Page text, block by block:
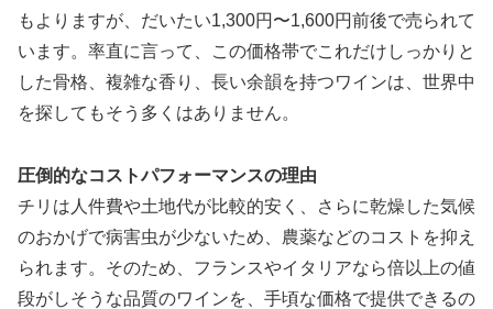
もよりますが、だいたい1,300円〜1,600円前後で売られて
います。率直に言って、この価格帯でこれだけしっかりと
した骨格、複雑な香り、長い余韻を持つワインは、世界中
を探してもそう多くはありません。
圧倒的なコストパフォーマンスの理由
チリは人件費や土地代が比較的安く、さらに乾燥した気候
のおかげで病害虫が少ないため、農薬などのコストを抑え
られます。そのため、フランスやイタリアなら倍以上の値
段がしそうな品質のワインを、手頃な価格で提供できるの